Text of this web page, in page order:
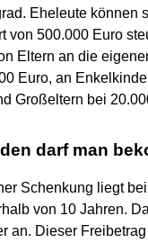
Eheleute können
von 500.000 Euro
Eltern an die
Euro, an
Großeltern bei
darf man
Schenkung liegt
von 10 Jahren.
an. Dieser